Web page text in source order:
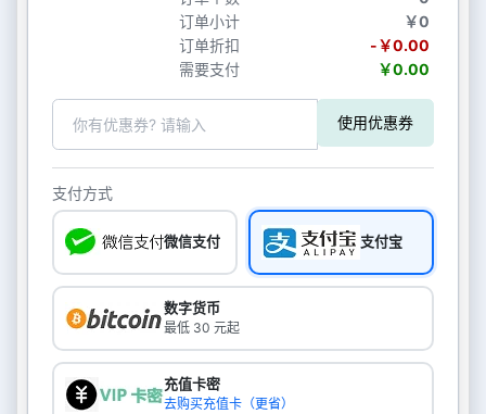
订单小计
￥0
订单折扣
-￥0.00
需要支付
￥0.00
使用优惠券
支付方式
微信支付 支付宝
数字货币
最低 30 元起
充值卡密
去购买充值卡（更省）